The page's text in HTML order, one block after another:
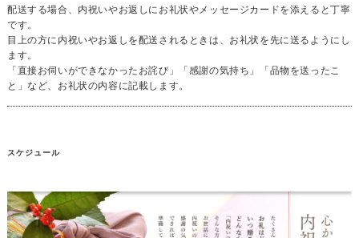
配送する場合、内祝いやお返しにお礼状やメッセージカードを添えると丁寧
です。
目上の方に内祝いやお返しを配送されるときは、お礼状を先に送るようにし
ます。
「直接お伺いができなかったお詫び」「感謝の気持ち」「品物を送ったこ
と」など、お礼状の内容に記載します。
スケジュール